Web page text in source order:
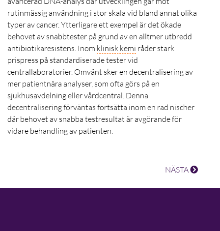
rutinmässig användning i stor skala vid bland annat olika
typer av cancer. Ytterligare ett exempel är det ökade
behovet av snabbtester på grund av en alltmer utbredd
antibiotikaresistens. Inom klinisk kemi råder stark
prispress på standardiserade tester vid
centrallaboratorier. Omvänt sker en decentralisering av
mer patientnära analyser, som ofta görs på en
sjukhusavdelning eller vårdcentral. Denna
decentralisering förväntas fortsätta inom en rad nischer
där behovet av snabba testresultat är avgörande för
vidare behandling av patienten.
NÄSTA